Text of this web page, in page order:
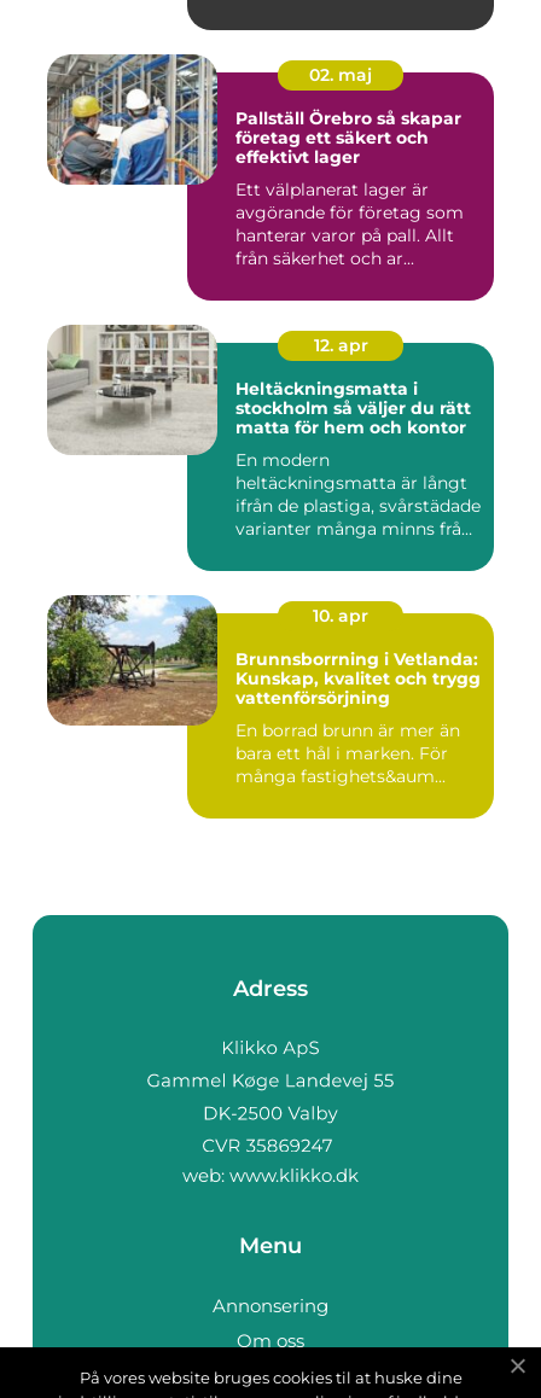
02. maj
Pallställ Örebro så skapar
företag ett säkert och
effektivt lager
Ett välplanerat lager är
avgörande för företag som
hanterar varor på pall. Allt
från säkerhet och ar...
12. apr
Heltäckningsmatta i
stockholm så väljer du rätt
matta för hem och kontor
En modern
heltäckningsmatta är långt
ifrån de plastiga, svårstädade
varianter många minns från
10. apr
Brunnsborrning i Vetlanda:
Kunskap, kvalitet och trygg
vattenförsörjning
En borrad brunn är mer än
bara ett hål i marken. För
många fastighets&aum...
Adress
web: www.klikko.dk
Menu
Annonsering
Om oss
Cookies
På vores website bruges cookies til at huske dine